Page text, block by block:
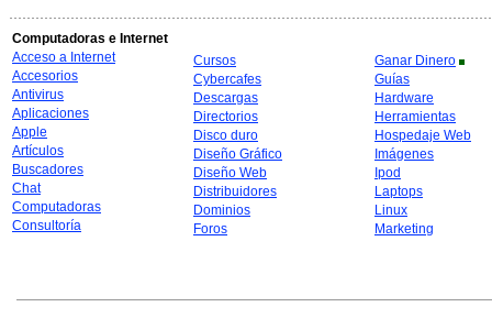
Computadoras e Internet
Acceso a Internet
Accesorios
Antivirus
Aplicaciones
Apple
Artículos
Buscadores
Chat
Computadoras
Consultoría
Cursos
Cybercafes
Descargas
Directorios
Disco duro
Diseño Gráfico
Diseño Web
Distribuidores
Dominios
Foros
Ganar Dinero
Guías
Hardware
Herramientas
Hospedaje Web
Imágenes
Ipod
Laptops
Linux
Marketing